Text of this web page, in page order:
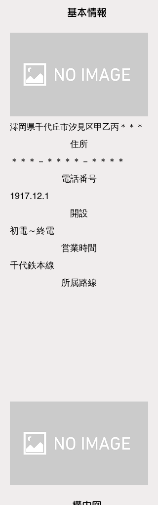
基本情報
澪岡県千代丘市汐見区甲乙丙＊＊＊
​住所
＊＊＊－＊＊＊＊－＊＊＊＊
​電話番号
1917.12.1
​開設
初電～終電
営業時間
千代鉄本線
所属路線